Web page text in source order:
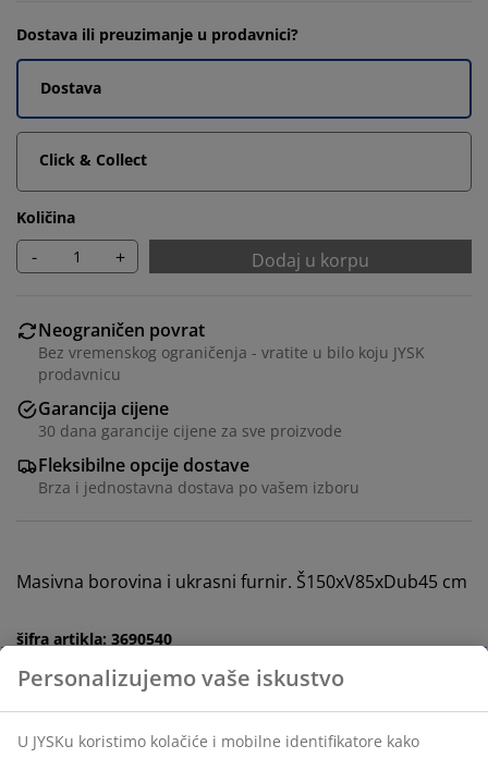
Dostava ili preuzimanje u prodavnici?
Dostava
Click & Collect
Količina
- + Dodaj u korpu
Neograničen povrat
Bez vremenskog ograničenja - vratite u bilo koju JYSK
prodavnicu
Garancija cijene
30 dana garancije cijene za sve proizvode
Fleksibilne opcije dostave
Brza i jednostavna dostava po vašem izboru
Masivna borovina i ukrasni furnir. Š150xV85xDub45 cm
šifra artikla: 3690540
Uputstvo za sastavljanje